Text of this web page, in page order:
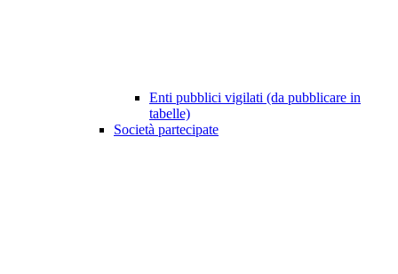
Enti pubblici vigilati (da pubblicare in
tabelle)
Società partecipate